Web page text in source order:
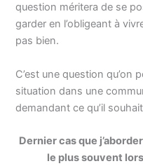
question méritera de se
garder en l’obligeant à
pas bien.
C’est une question qu’on
situation dans une
demandant ce qu’il
Dernier cas que
le plus souvent